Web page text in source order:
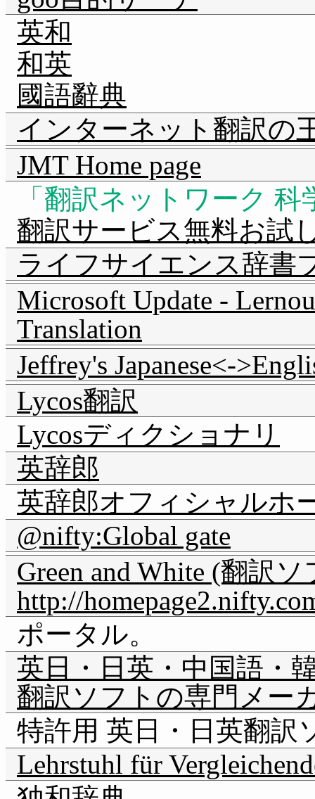
英和
和英
國語辭典
インターネット翻訳の
JMT Home page
翻訳ネットワーク 科
翻訳サービス無料お試
ライフサイエンス辞書
Microsoft Update -
Translation
Jeffrey's Japanese<-
Lycos翻訳
Lycosディクショナリ
英辞郎
英辞郎オフィシャルホ
@nifty:Global gate
Green and White (翻訳
http://
ポータル。
英日・日英・中国語・
翻訳ソフトの専門メー
特許用 英日・日英翻訳
Lehrstuhl für